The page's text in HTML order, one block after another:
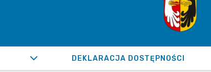
DEKLARACJA DOSTĘPNOŚCI